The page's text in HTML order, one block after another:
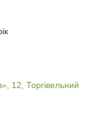
12, Торгівельний